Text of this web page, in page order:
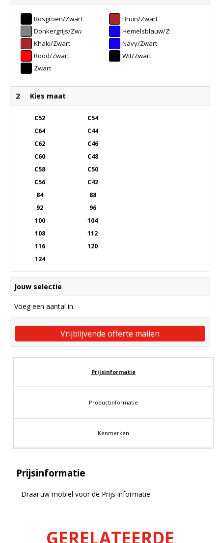
Bosgroen/Zwart
Bruin/Zwart
Donkergrijs/Zwart
Hemelsblauw/Zwart
Khaki/Zwart
Navy/Zwart
Rood/Zwart
Wit/Zwart
Zwart
2 Kies maat
C52
C54
C64
C44
C62
C46
C60
C48
C58
C50
C56
C42
84
88
92
96
100
104
108
112
116
120
124
Jouw selectie
Voeg een aantal in.
Vrijblijvende offerte mailen
Prijsinformatie
Productinformatie
Kenmerken
Prijsinformatie
Draai uw mobiel voor de Prijs informatie
GERELATEERDE